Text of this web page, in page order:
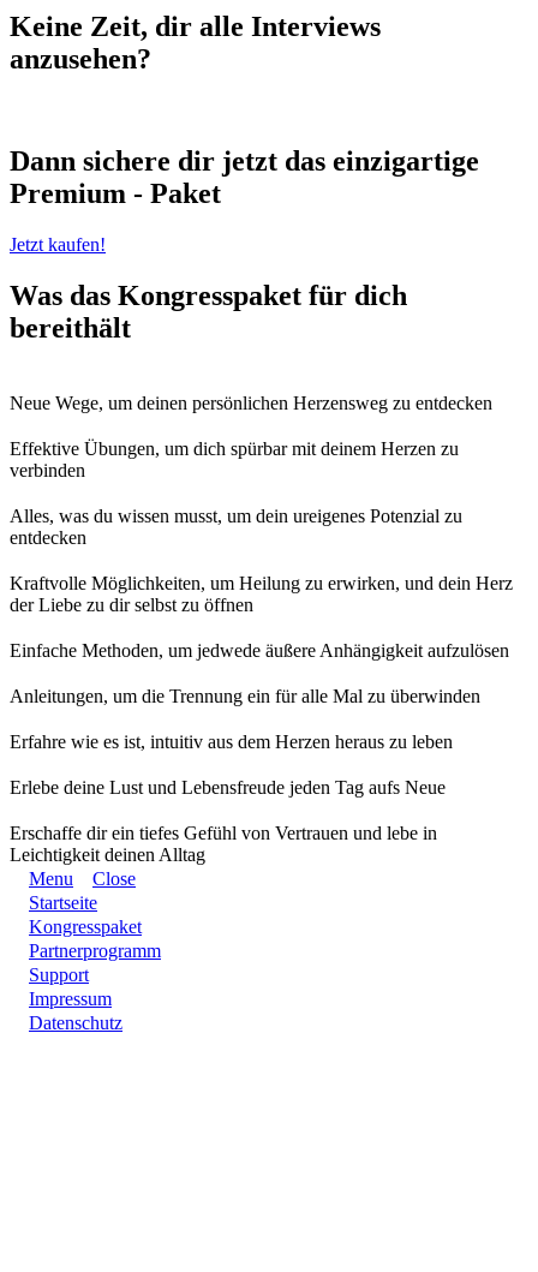
Keine Zeit, dir alle Interviews
anzusehen?
Dann sichere dir jetzt das einzigartige
Premium - Paket
Jetzt kaufen!
Was das Kongresspaket für dich
bereithält
Neue Wege, um deinen persönlichen Herzensweg zu entdecken
Effektive Übungen, um dich spürbar mit deinem Herzen zu
verbinden
Alles, was du wissen musst, um dein ureigenes Potenzial zu
entdecken
Kraftvolle Möglichkeiten, um Heilung zu erwirken, und dein Herz
der Liebe zu dir selbst zu öffnen
Einfache Methoden, um jedwede äußere Anhängigkeit aufzulösen
Anleitungen, um die Trennung ein für alle Mal zu überwinden
Erfahre wie es ist, intuitiv aus dem Herzen heraus zu leben
Erlebe deine Lust und Lebensfreude jeden Tag aufs Neue
Erschaffe dir ein tiefes Gefühl von Vertrauen und lebe in
Leichtigkeit deinen Alltag
Menu
Close
Startseite
Kongresspaket
Partnerprogramm
Support
Impressum
Datenschutz